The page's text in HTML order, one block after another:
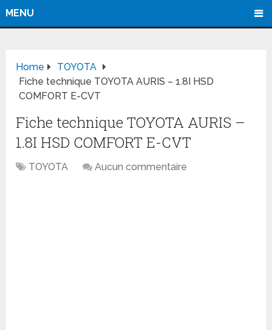
MENU
Home
TOYOTA
Fiche technique TOYOTA AURIS – 1.8I HSD
COMFORT E-CVT
Fiche technique TOYOTA AURIS –
1.8I HSD COMFORT E-CVT
TOYOTA Aucun commentaire